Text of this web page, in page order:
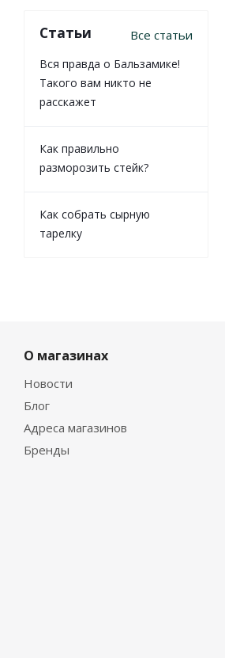
Статьи Все статьи
Вся правда о Бальзамике!
Такого вам никто не
расскажет
Как правильно
разморозить стейк?
Как собрать сырную
тарелку
О магазинах
Новости
Блог
Адреса магазинов
Бренды